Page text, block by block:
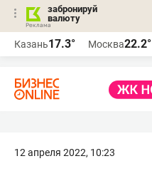
забронируй
валюту
Казань17.3° Москва22.2°
12 апреля 2022, 10:23